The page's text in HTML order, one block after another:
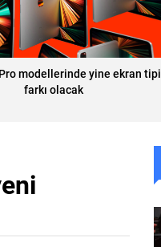
modellerinde yine ekran tipi
farkı olacak